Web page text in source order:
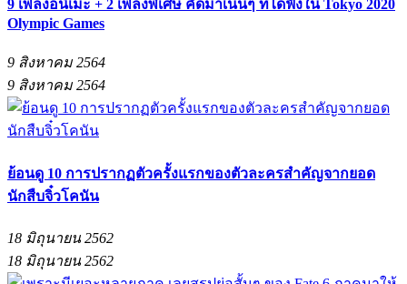
9 เพลงอนิเมะ + 2 เพลงพิเศษ คัดมาเน้นๆ ที่ได้ฟังใน Tokyo 2020
Olympic Games
9 สิงหาคม 2564
9 สิงหาคม 2564
ย้อนดู 10 การปรากฏตัวครั้งแรกของตัวละครสำคัญจากยอด
นักสืบจิ๋วโคนัน
18 มิถุนายน 2562
18 มิถุนายน 2562